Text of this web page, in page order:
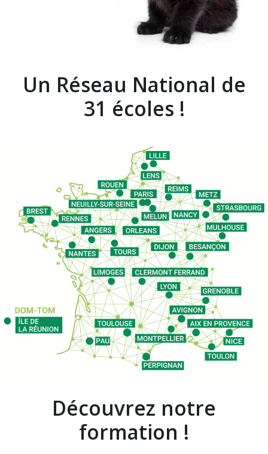
Un Réseau National de
31 écoles !
Découvrez notre
formation !